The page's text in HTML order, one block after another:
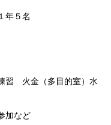
５名
火金（多目的室）水
など